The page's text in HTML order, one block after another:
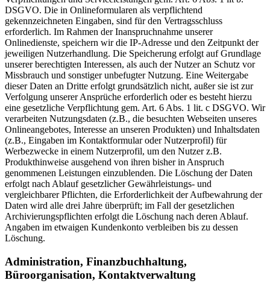
DSGVO. Die in Onlineformularen als verpflichtend
gekennzeichneten Eingaben, sind für den Vertragsschluss
erforderlich. Im Rahmen der Inanspruchnahme unserer
Onlinedienste, speichern wir die IP-Adresse und den Zeitpunkt der
jeweiligen Nutzerhandlung. Die Speicherung erfolgt auf Grundlage
unserer berechtigten Interessen, als auch der Nutzer an Schutz vor
Missbrauch und sonstiger unbefugter Nutzung. Eine Weitergabe
dieser Daten an Dritte erfolgt grundsätzlich nicht, außer sie ist zur
Verfolgung unserer Ansprüche erforderlich oder es besteht hierzu
eine gesetzliche Verpflichtung gem. Art. 6 Abs. 1 lit. c DSGVO. Wir
verarbeiten Nutzungsdaten (z.B., die besuchten Webseiten unseres
Onlineangebotes, Interesse an unseren Produkten) und Inhaltsdaten
(z.B., Eingaben im Kontaktformular oder Nutzerprofil) für
Werbezwecke in einem Nutzerprofil, um den Nutzer z.B.
Produkthinweise ausgehend von ihren bisher in Anspruch
genommenen Leistungen einzublenden. Die Löschung der Daten
erfolgt nach Ablauf gesetzlicher Gewährleistungs- und
vergleichbarer Pflichten, die Erforderlichkeit der Aufbewahrung der
Daten wird alle drei Jahre überprüft; im Fall der gesetzlichen
Archivierungspflichten erfolgt die Löschung nach deren Ablauf.
Angaben im etwaigen Kundenkonto verbleiben bis zu dessen
Löschung.
Administration, Finanzbuchhaltung,
Büroorganisation, Kontaktverwaltung